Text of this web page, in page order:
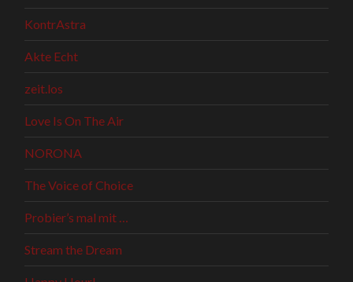
KontrAstra
Akte Echt
zeit.los
Love Is On The Air
NORONA
The Voice of Choice
Probier’s mal mit …
Stream the Dream